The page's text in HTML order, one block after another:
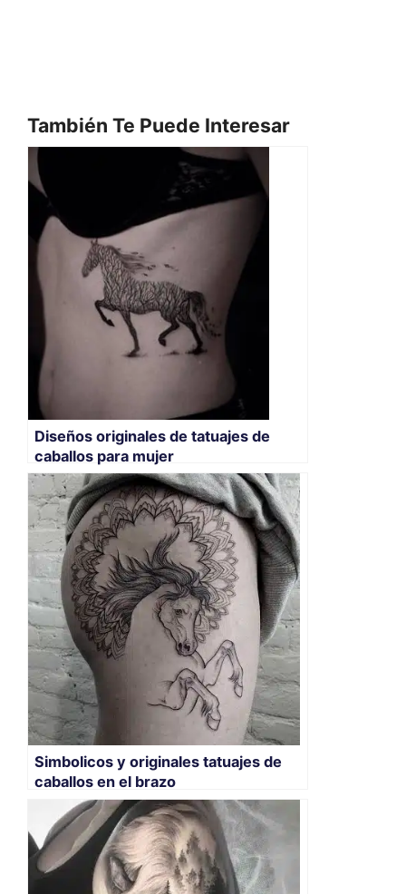
También Te Puede Interesar
Diseños originales de tatuajes de
caballos para mujer
Simbolicos y originales tatuajes de
caballos en el brazo